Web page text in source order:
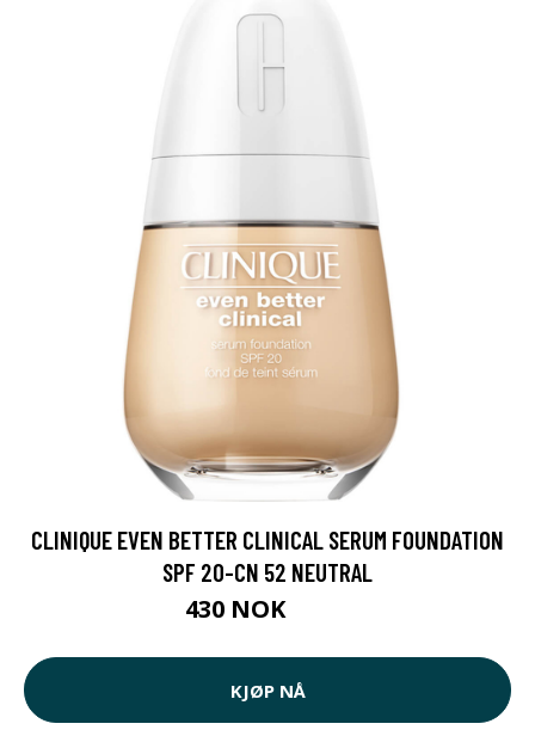
CLINIQUE EVEN BETTER CLINICAL SERUM FOUNDATION
SPF 20-CN 52 NEUTRAL
430 NOK
KJØP NÅ